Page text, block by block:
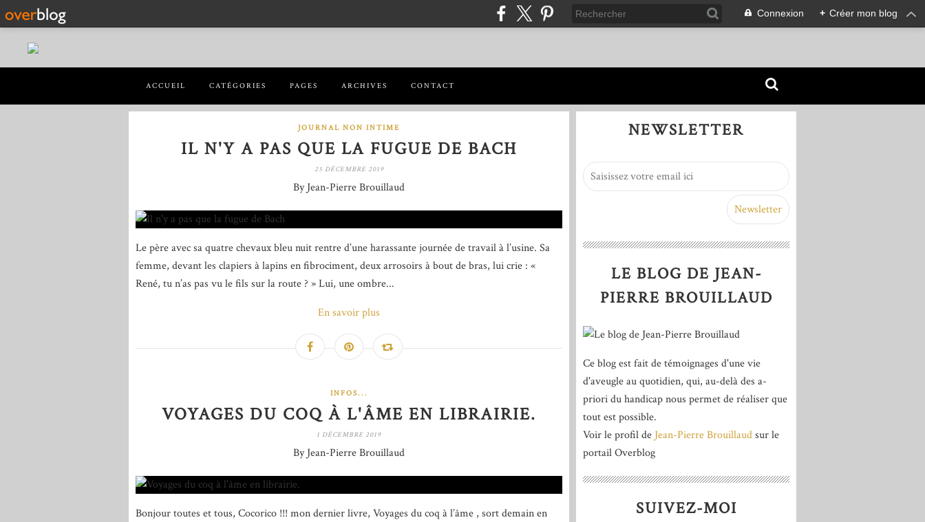
Connexion + Créer mon blog
ACCUEIL CATÉGORIES PAGES ARCHIVES CONTACT
JOURNAL NON INTIME
IL N'Y A PAS QUE LA FUGUE DE BACH
25 DÉCEMBRE 2019
By Jean-Pierre Brouillaud
Le père avec sa quatre chevaux bleu nuit rentre d’une harassante journée de travail à l’usine. Sa
femme, devant les clapiers à lapins en fibrociment, deux arrosoirs à bout de bras, lui crie : «
René, tu n’as pas vu le fils sur la route ? » Lui, une ombre...
En savoir plus
INFOS...
VOYAGES DU COQ À L'ÂME EN LIBRAIRIE.
1 DÉCEMBRE 2019
By Jean-Pierre Brouillaud
Bonjour toutes et tous, Cocorico !!! mon dernier livre, Voyages du coq à l’âme , sort demain en
NEWSLETTER
LE BLOG DE JEAN-
PIERRE BROUILLAUD
Ce blog est fait de témoignages d'une vie
d'aveugle au quotidien, qui, au-delà des a-
priori du handicap nous permet de réaliser que
tout est possible.
Voir le profil de Jean-Pierre Brouillaudsur le
portail Overblog
SUIVEZ-MOI